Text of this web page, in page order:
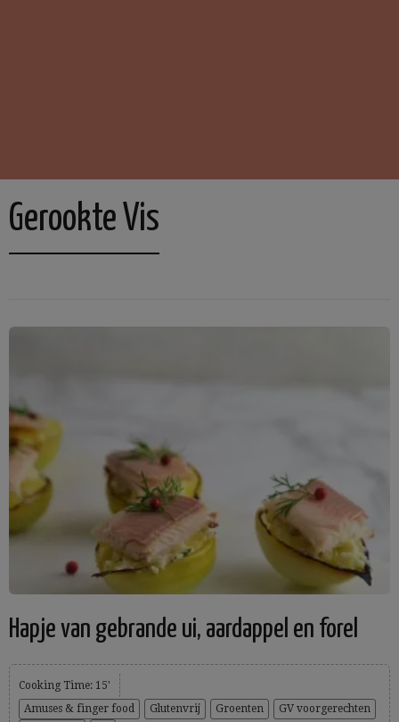
Gerookte Vis
Hapje van gebrande ui, aardappel en forel
Cooking Time: 15'
Amuses & finger food
Glutenvrij Groenten
GV voorgerechten